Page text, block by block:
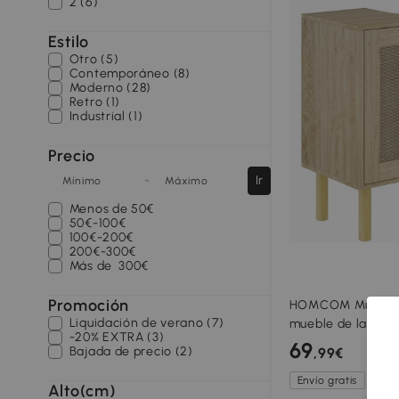
Estilo
Otro (5)
Contemporáneo (8)
Moderno (28)
Retro (1)
Industrial (1)
Precio
Mínimo - Máximo
Ir
Menos de50€
50€-100€
100€-200€
200€-300€
Más de300€
Promoción
Liquidación de verano (7)
-20% EXTRA (3)
Bajada de precio (2)
Alto(cm)
HOMCOM
mueble de
patas de madera
60x30x60 cm
69,99€
Envío gratis